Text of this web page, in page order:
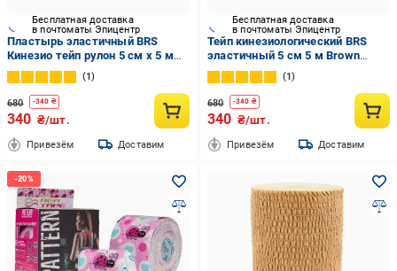
Бесплатная доставка
в почтоматы Эпицентр
Пластырь эластичный BRS
Кинезио тейп рулон 5 см х 5 м
Red (425841684)
1
680 -340 ₴
340 ₴/шт.
Привезём Доставим
Бесплатная доставка
в почтоматы Эпицентр
Тейп кинезиологический BRS
эластичный 5 см 5 м Brown
(552498042)
1
680 -340 ₴
340 ₴/шт.
Привезём Доставим